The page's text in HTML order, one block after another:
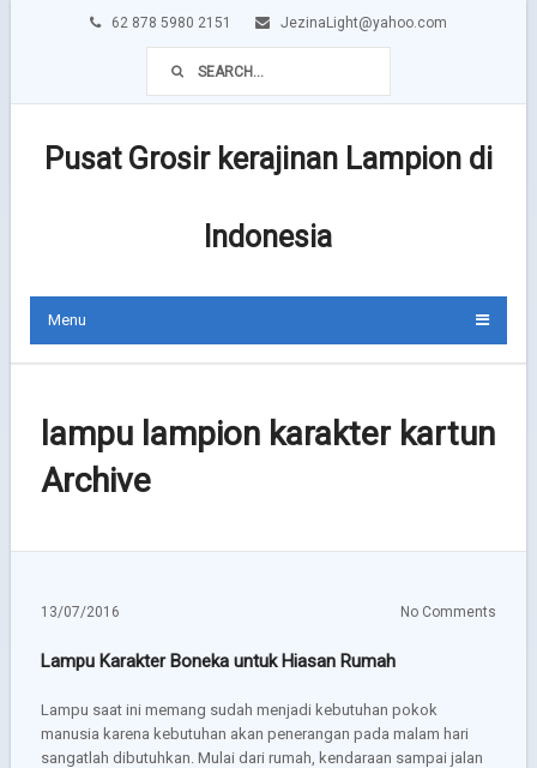
62 878 5980 2151 JezinaLight@yahoo.com
Pusat Grosir kerajinan Lampion di
Indonesia
Menu
lampu lampion karakter kartun
Archive
13/07/2016 No Comments
Lampu Karakter Boneka untuk Hiasan Rumah
Lampu saat ini memang sudah menjadi kebutuhan pokok
manusia karena kebutuhan akan penerangan pada malam hari
sangatlah dibutuhkan. Mulai dari rumah, kendaraan sampai jalan